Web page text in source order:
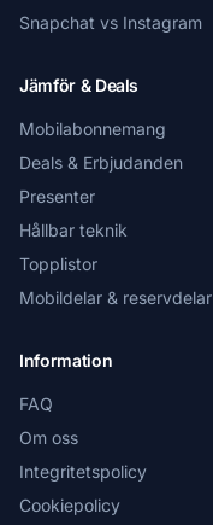
Snapchat vs Instagram
Jämför & Deals
Mobilabonnemang
Deals & Erbjudanden
Presenter
Hållbar teknik
Topplistor
Mobildelar & reservdelar
Information
FAQ
Om oss
Integritetspolicy
Cookiepolicy